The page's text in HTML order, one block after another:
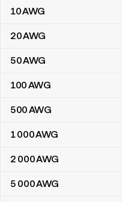
10AWG
20AWG
50AWG
100AWG
500AWG
1 000AWG
2 000AWG
5 000AWG